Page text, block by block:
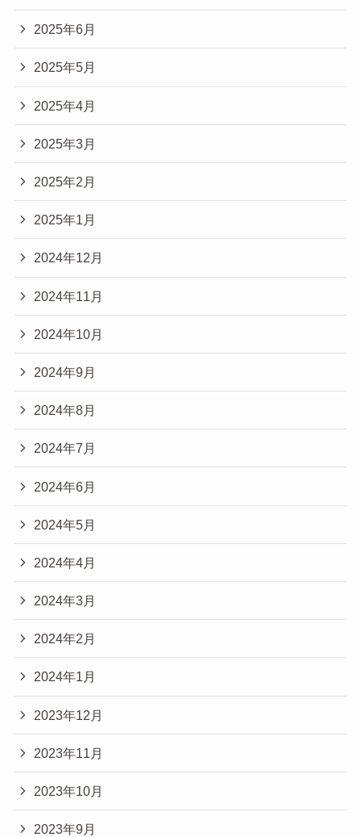
2025年6月
2025年5月
2025年4月
2025年3月
2025年2月
2025年1月
2024年12月
2024年11月
2024年10月
2024年9月
2024年8月
2024年7月
2024年6月
2024年5月
2024年4月
2024年3月
2024年2月
2024年1月
2023年12月
2023年11月
2023年10月
2023年9月